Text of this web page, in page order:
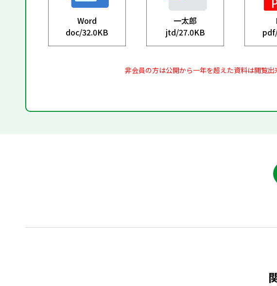
Word
doc/32.0KB
一太郎
jtd/27.0KB
非会員の方は公開から一年を超えた資料は閲覧出